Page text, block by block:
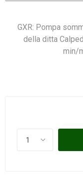
GXR: Pompa
della ditta
min/